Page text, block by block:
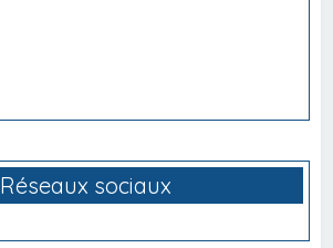
Réseaux sociaux